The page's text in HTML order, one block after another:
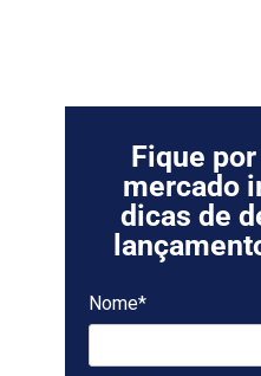
Fique
mercado
dicas de
Nome*